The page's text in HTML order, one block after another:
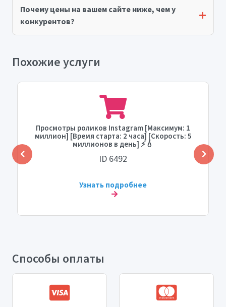
Почему цены на вашем сайте ниже, чем у
конкурентов?
Похожие услуги
Просмотры роликов Instagram [Максимум: 1
миллион] [Время старта: 2 часа] [Скорость: 5
миллионов в день] ⚡💧
ID 6492
Узнать подробнее
Способы оплаты